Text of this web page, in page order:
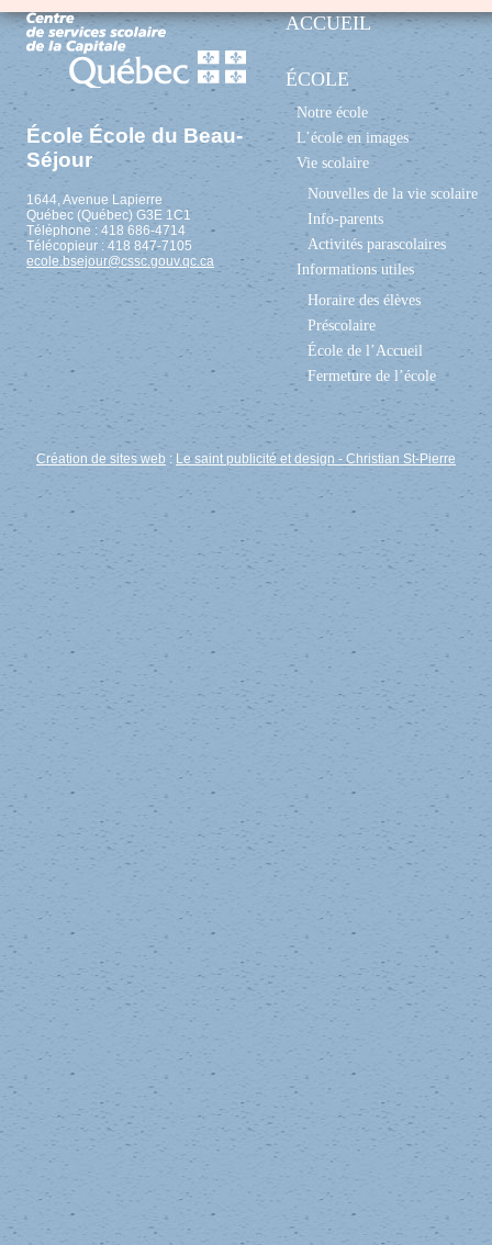
École École du Beau-
Séjour
1644, Avenue Lapierre
Québec (Québec) G3E 1C1
Téléphone : 418 686-4714
Télécopieur : 418 847-7105
ecole.bsejour@cssc.gouv.qc.ca
ACCUEIL
ÉCOLE
Notre école
L’école en images
Vie scolaire
Nouvelles de la vie scolaire
Info-parents
Activités parascolaires
Informations utiles
Horaire des élèves
Préscolaire
École de l’Accueil
Fermeture de l’école
Création de sites web : Le saint publicité et design - Christian St-Pierre